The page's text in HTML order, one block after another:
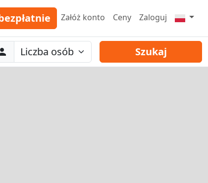
Załóż konto Ceny Zaloguj
osób Szukaj